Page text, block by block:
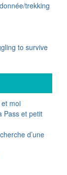
trekking
to survive
moi
Pass et petit
d’une